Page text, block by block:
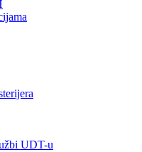
UDT-u